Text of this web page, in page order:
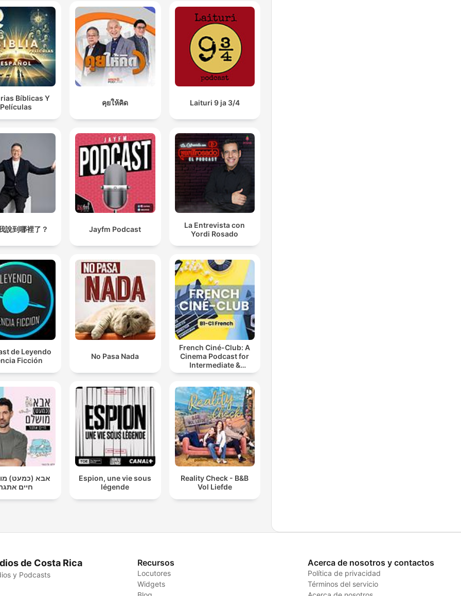
Bíblicas Y
Películas
คุยให้คิด Laituri 9 ja 3/4
說到哪裡了？ Jayfm Podcast
La Entrevista con
Yordi Rosado
de Leyendo
Ficción
No Pasa Nada
French Ciné-Club: A
Cinema Podcast for
Intermediate &
Advanced French
אבא (כמעט)
חיים
Espion, une vie sous
légende
Reality Check - B&B
Vol Liefde
de Costa Rica
y Podcasts
Recursos
Locutores
Widgets
Acerca de nosotros y contactos
Política de privacidad
Términos del servicio